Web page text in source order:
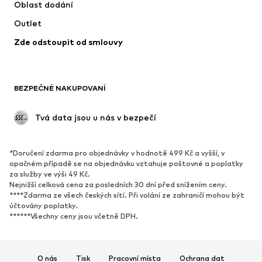
Oblast dodání
Outlet
Zde odstoupit od smlouvy
BEZPEČNÉ NAKUPOVANÍ
Tvá data jsou u nás v bezpečí
*Doručení zdarma pro objednávky v hodnotě 499 Kč a vyšší, v
opačném případě se na objednávku vztahuje poštovné a poplatky
za služby ve výši 49 Kč.
Nejnižší celková cena za posledních 30 dní před snížením ceny.
****Zdarma ze všech českých sítí. Při volání ze zahraničí mohou být
účtovány poplatky.
******Všechny ceny jsou včetně DPH.
O nás Tisk Pracovní místa Ochrana dat